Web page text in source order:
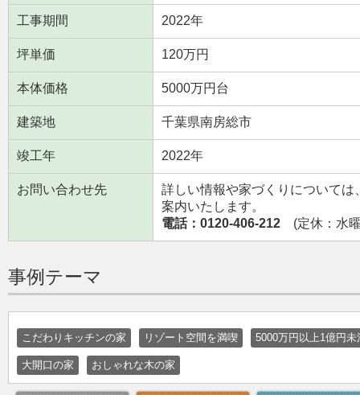
工事期間 2022年
坪単価 120万円
本体価格 5000万円台
建築地 千葉県南房総市
竣工年 2022年
お問い合わせ先
詳しい情報や家づくりについて
案内いたします。
電話：0120-406-212 (定休：水
事例テーマ
こだわりキッチンの家 リゾート空間を満喫 5000万円以上1億円未
大開口の家 おしゃれな木の家